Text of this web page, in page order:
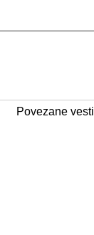
Povezane vesti